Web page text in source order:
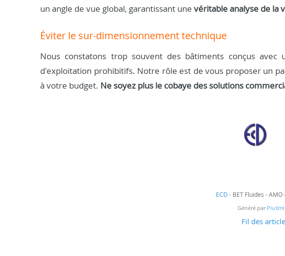
un angle de vue global, garantissant une véritable analyse de la
Éviter le sur-dimensionnement technique
Nous constatons trop souvent des bâtiments conçus avec
d'exploitation prohibitifs. Notre rôle est de vous proposer un
à votre budget. Ne soyez plus le cobaye des solutions
ECD - BET Fluides -
Généré par PluXml
Fil des